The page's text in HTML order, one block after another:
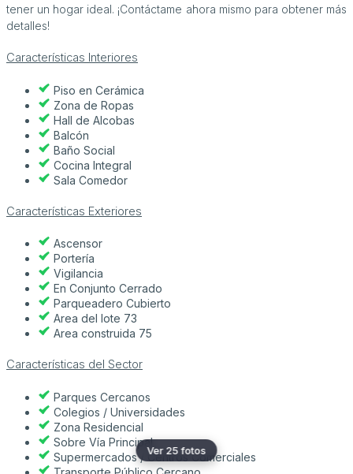
Ver 25 fotos
tener un hogar ideal. ¡Contáctame ahora mismo para obtener más
detalles!
Características Interiores
Piso en Cerámica
Zona de Ropas
Hall de Alcobas
Balcón
Baño Social
Cocina Integral
Sala Comedor
Características Exteriores
Ascensor
Portería
Vigilancia
En Conjunto Cerrado
Parqueadero Cubierto
Area del lote 73
Area construida 75
Características del Sector
Parques Cercanos
Colegios / Universidades
Zona Residencial
Sobre Vía Principal
Supermercados / Centros Comerciales